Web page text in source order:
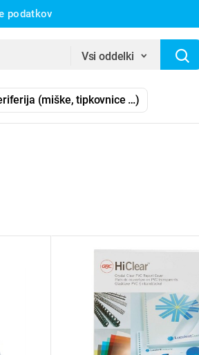
podatkov
Vsi oddelki
(miške, tipkovnice …)